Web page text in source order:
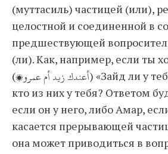
(муттасиль) частицей (или),
целостной и соединенной в
предшествующей
(ли). Как, например, если ты
(أعندك زيد أم عمرو؟) «Зайд ли у тебя или Амар?», т.е.
кто из них у тебя? Ответом
если он у него, либо Амар,
касается прерывающей
она может приводиться в